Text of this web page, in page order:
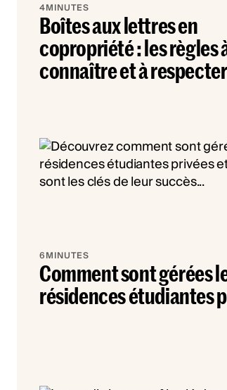
4MINUTES
Boîtes aux lettres en
copropriété : les règles
connaître et à respecter
6MINUTES
Comment sont gérées
résidences étudiantes